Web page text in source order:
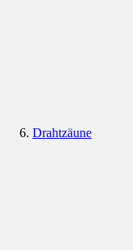
Drahtzäune